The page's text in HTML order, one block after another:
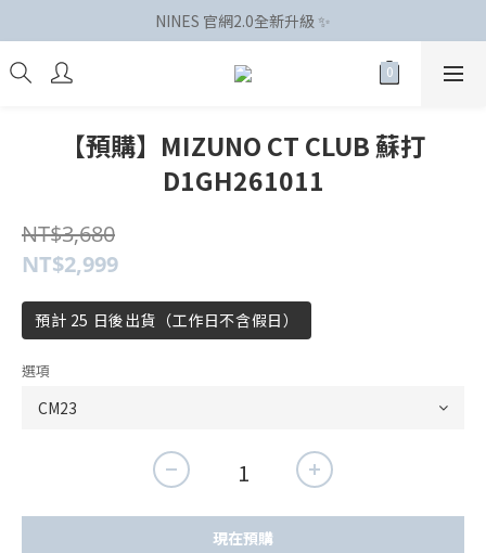
NINES 官網2.0全新升級 ✨
【預購】MIZUNO CT CLUB 蘇打
D1GH261011
NT$3,680
NT$2,999
預計 25 日後出貨（工作日不含假日）
選項
現在預購